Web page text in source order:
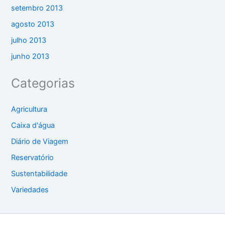
setembro 2013
agosto 2013
julho 2013
junho 2013
Categorias
Agricultura
Caixa d'água
Diário de Viagem
Reservatório
Sustentabilidade
Variedades